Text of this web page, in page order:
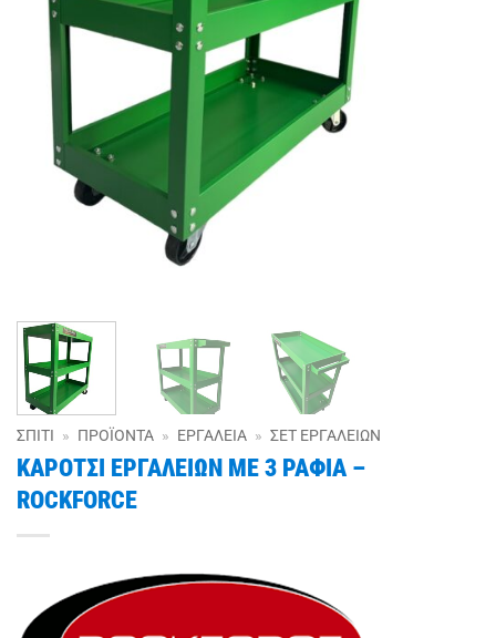
ΣΠΊΤΙ » ΠΡΟΪΌΝΤΑ » ΕΡΓΑΛΕΊΑ » ΣΕΤ ΕΡΓΑΛΕΊΩΝ
ΚΑΡΟΤΣΙ ΕΡΓΑΛΕΙΩΝ ΜΕ 3 ΡΑΦΙΑ –
ROCKFORCE